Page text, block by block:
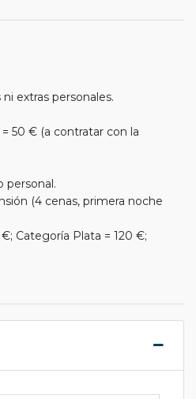
extras personales.
50 € (a contratar con la
personal.
(4 cenas, primera noche
Categoría Plata = 120 €;